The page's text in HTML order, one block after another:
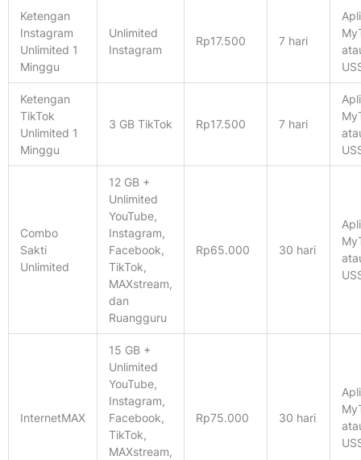
Ketengan
Instagram
Unlimited 1
Minggu
Unlimited
Instagram
Rp17.500 7 hari
Ketengan
TikTok
Unlimited 1
Minggu
3 GB TikTok Rp17.500 7 hari
Combo
Sakti
Unlimited
12 GB +
Unlimited
YouTube,
Instagram,
Facebook,
TikTok,
MAXstream,
dan
Ruangguru
Rp65.000 30 hari
InternetMAX
15 GB +
Unlimited
YouTube,
Instagram,
Facebook,
TikTok,
MAXstream,
Rp75.000 30 hari